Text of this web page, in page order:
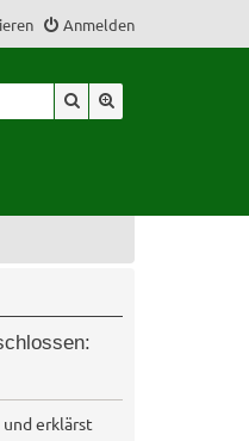
Anmelden
Suche
erklärst